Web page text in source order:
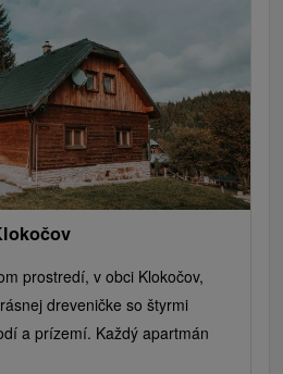
prostredí, v obci Klokočov,
dreveničke so štyrmi
a prízemí. Každý apartmán